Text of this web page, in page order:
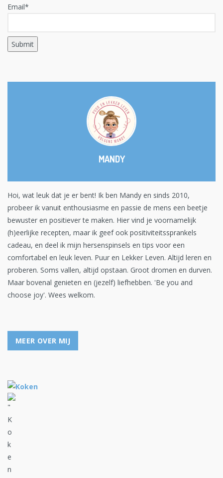
Email*
MANDY
Hoi, wat leuk dat je er bent! Ik ben Mandy en sinds 2010,
probeer ik vanuit enthousiasme en passie de mens een beetje
bewuster en positiever te maken. Hier vind je voornamelijk
(h)eerlijke recepten, maar ik geef ook positiviteitssprankels
cadeau, en deel ik mijn hersenspinsels en tips voor een
comfortabel en leuk leven. Puur en Lekker Leven. Altijd leren en
proberen. Soms vallen, altijd opstaan. Groot dromen en durven.
Maar bovenal genieten en (jezelf) liefhebben. 'Be you and
choose joy'. Wees welkom.
MEER OVER MIJ